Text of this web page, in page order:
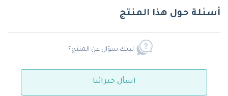
أسئلة حول هذا المنتج
لديك سؤال عن المنتج؟
اسأل خبرائنا